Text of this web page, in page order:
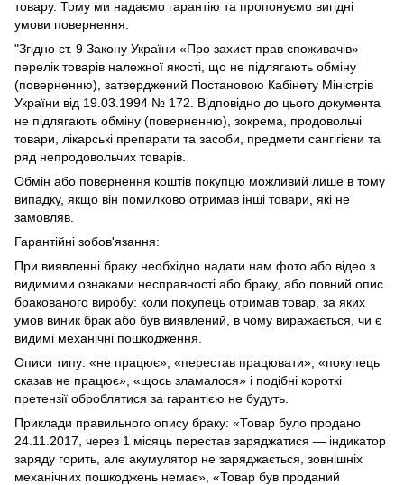
товару. Тому ми надаємо гарантію та пропонуємо вигідні
умови повернення.
"Згідно ст. 9 Закону України «Про захист прав споживачів»
перелік товарів належної якості, що не підлягають обміну
(поверненню), затверджений Постановою Кабінету Міністрів
України від 19.03.1994 № 172. Відповідно до цього документа
не підлягають обміну (поверненню), зокрема, продовольчі
товари, лікарські препарати та засоби, предмети сангігієни та
ряд непродовольчих товарів.
Обмін або повернення коштів покупцю можливий лише в тому
випадку, якщо він помилково отримав інші товари, які не
замовляв.
Гарантійні зобов'язання:
При виявленні браку необхідно надати нам фото або відео з
видимими ознаками несправності або браку, або повний опис
бракованого виробу: коли покупець отримав товар, за яких
умов виник брак або був виявлений, в чому виражається, чи є
видимі механічні пошкодження.
Описи типу: «не працює», «перестав працювати», «покупець
сказав не працює», «щось зламалося» і подібні короткі
претензії оброблятися за гарантією не будуть.
Приклади правильного опису браку: «Товар було продано
24.11.2017, через 1 місяць перестав заряджатися — індикатор
заряду горить, але акумулятор не заряджається, зовнішніх
механічних пошкоджень немає», «Товар був проданий